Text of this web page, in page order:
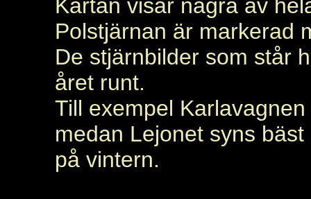
Kartan visar några av
Polstjärnan är markerad
De stjärnbilder som står
året runt.
Till exempel
medan Lejonet syns
på vintern.